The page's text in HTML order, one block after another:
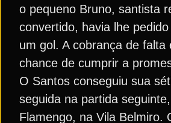
o pequeno Bruno, santista
convertido, havia lhe
um gol. A cobrança de falta
chance de cumprir a
O Santos conseguiu sua
seguida na partida
Flamengo, na Vila Belmiro.